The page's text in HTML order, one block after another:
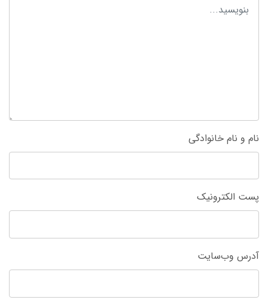
نام و نام خانوادگی
پست الکترونیک
آدرس وب‌سایت